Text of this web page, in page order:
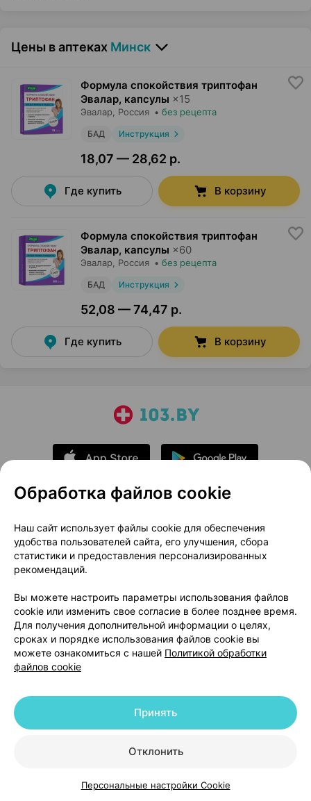
КаталогКорзинаИзбранноеПрофиль
Цены в аптеках Минск
Формула спокойствия триптофан
Эвалар, капсулы ×15
Эвалар, Россия • без рецепта
БАД Инструкция
18,07 — 28,62 р.
Где купить В корзину
Формула спокойствия триптофан
Эвалар, капсулы ×60
Эвалар, Россия • без рецепта
БАД Инструкция
52,08 — 74,47 р.
Где купить В корзину
О проекте
Новости проекта
Размещение рекламы
Медицинский маркетинг
Публичный договор
Доставка
Способы оплаты
Вакансии
Партнеры
Написать руководителю 103.by
Написать в поддержку
Персональные настройки Cookie
© 2026 ООО «Артокс Лаб», УНП 191700409 | 220012, Республика Беларусь,
+375 291212755
Обработка файлов cookie
Наш сайт использует файлы cookie для обеспечения
удобства пользователей сайта, его улучшения, сбора
статистики и предоставления персонализированных
рекомендаций.
Вы можете настроить параметры использования файлов
cookie или изменить свое согласие в более позднее время.
Для получения дополнительной информации о целях,
сроках и порядке использования файлов cookie вы
можете ознакомиться с нашей Политикой обработки
файлов cookie
Отклонить
Принять
Персональные настройки Cookie